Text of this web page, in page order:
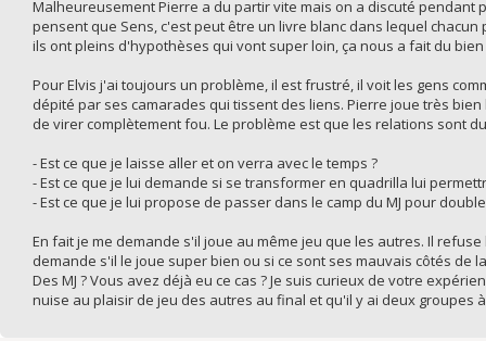
Malheureusement Pierre a du partir vite mais on a discuté pendant
pensent que Sens, c'est peut être un livre blanc dans lequel
ils ont pleins d'hypothèses qui vont super loin, ça nous a fait du
Pour Elvis j'ai toujours un problème, il est frustré, il voit les gens
dépité par ses camarades qui tissent des liens. Pierre joue très
de virer complètement fou. Le problème est que les relations sont
- Est ce que je laisse aller et on verra avec le temps ?
- Est ce que je lui demande si se transformer en quadrilla lui
- Est ce que je lui propose de passer dans le camp du MJ pour
En fait je me demande s'il joue au même jeu que les autres. Il
demande s'il le joue super bien ou si ce sont ses mauvais côtés de
Des MJ ? Vous avez déjà eu ce cas ? Je suis curieux de votre
nuise au plaisir de jeu des autres au final et qu'il y ai deux groupes